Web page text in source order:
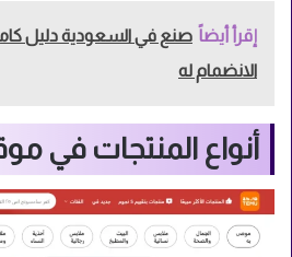
إقرأ أيضاً صنع في السعودية دليل
الانضمام له
أنواع المنتجات في